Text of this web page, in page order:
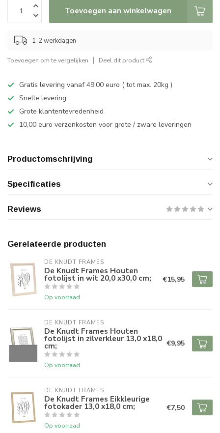
Toevoegen aan winkelwagen
1-2 werkdagen
Toevoegen om te vergelijken Deel dit product
Gratis levering vanaf 49,00 euro ( tot max. 20kg )
Snelle levering
Grote klantentevredenheid
10,00 euro verzenkosten voor grote / zware leveringen
Productomschrijving
Specificaties
Reviews
Gerelateerde producten
DE KNUDT FRAMES
De Knudt Frames Houten
fotolijst in wit 20,0 x30,0 cm;
Op voorraad
€15,95
DE KNUDT FRAMES
De Knudt Frames Houten
fotolijst in zilverkleur 13,0 x18,0
cm;
Op voorraad
€9,95
DE KNUDT FRAMES
De Knudt Frames Eikkleurige
fotokader 13,0 x18,0 cm;
Op voorraad
€7,50